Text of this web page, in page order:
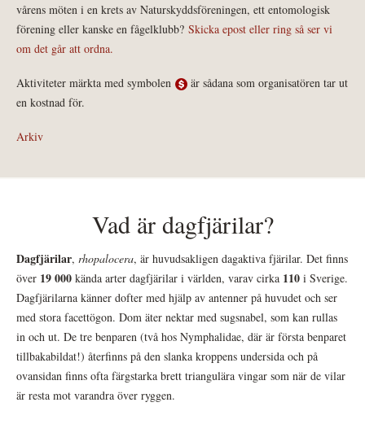
vårens möten i en krets av Naturskyddsföreningen, ett entomologisk
förening eller kanske en fågelklubb? Skicka epost eller ring så ser vi
om det går att ordna.
Aktiviteter märkta med symbolen
är sådana som organisatören tar ut
en kostnad för.
Arkiv
Vad är dagfjärilar?
Dagfjärilar, rhopalocera, är huvudsakligen dagaktiva fjärilar. Det finns
över 19 000 kända arter dagfjärilar i världen, varav cirka 110 i Sverige.
Dagfjärilarna känner dofter med hjälp av antenner på huvudet och ser
med stora facettögon. Dom äter nektar med sugsnabel, som kan rullas
in och ut. De tre benparen (två hos Nymphalidae, där är första benparet
tillbakabildat!) återfinns på den slanka kroppens undersida och på
ovansidan finns ofta färgstarka brett triangulära vingar som när de vilar
är resta mot varandra över ryggen.